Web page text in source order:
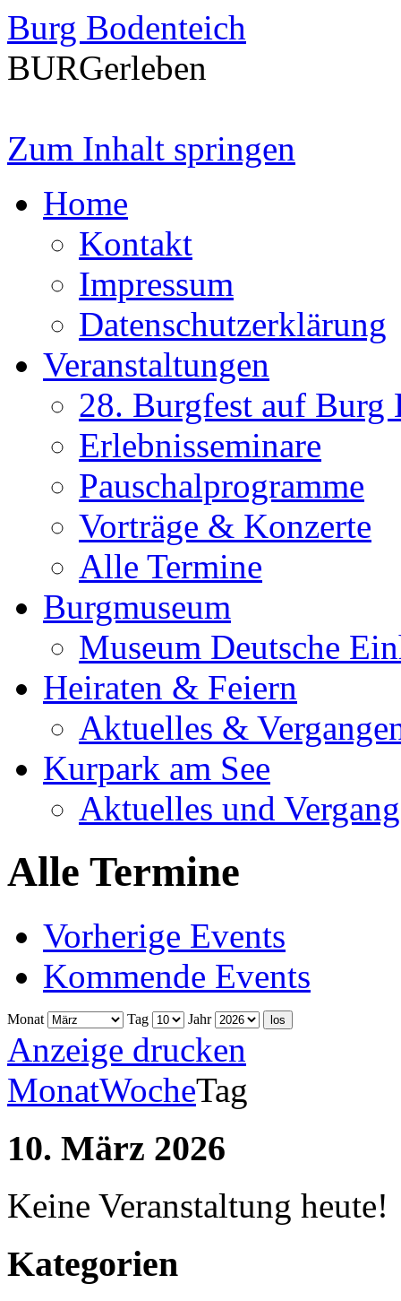
Burg Bodenteich
BURGerleben
Zum Inhalt springen
Home
Kontakt
Impressum
Datenschutzerklärung
Veranstaltungen
28. Burgfest auf Burg
Erlebnisseminare
Pauschalprogramme
Vorträge & Konzerte
Alle Termine
Burgmuseum
Museum Deutsche
Heiraten & Feiern
Aktuelles &
Kurpark am See
Aktuelles und
Alle Termine
Vorherige Events
Kommende Events
Monat Tag Jahr
Anzeige drucken
MonatWocheTag
10. März 2026
Keine Veranstaltung heute!
Kategorien